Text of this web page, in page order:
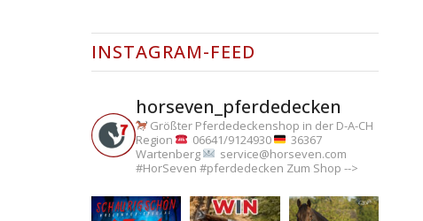
INSTAGRAM-FEED
horseven_pferdedecken
Größter Pferdedeckenshop in der D-A-CH
Region
06641/9124930
36367
Wartenberg
service@horseven.com
#HorSeven #pferdedecken Zum Shop -->